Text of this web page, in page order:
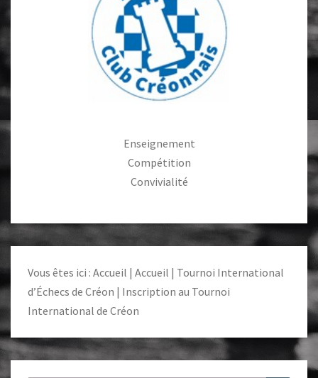
Enseignement
Compétition
Convivialité
Vous êtes ici : Accueil | Accueil | Tournoi International
d’Échecs de Créon | Inscription au Tournoi
International de Créon